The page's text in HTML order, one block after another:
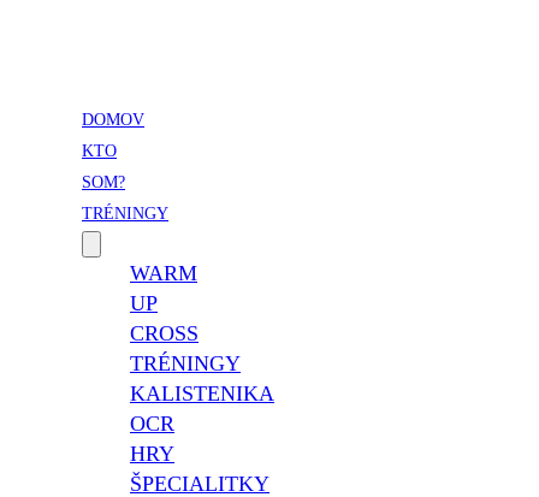
DOMOV
KTO
SOM?
TRÉNINGY
WARM
UP
CROSS
TRÉNINGY
KALISTENIKA
OCR
HRY
ŠPECIALITKY